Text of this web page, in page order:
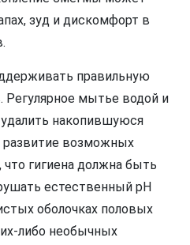
зуд и дискомфорт в
правильную
Регулярное мытье водой и
накопившуюся
развитие возможных
гигиена должна быть
естественный pH
оболочках половых
либо необычных